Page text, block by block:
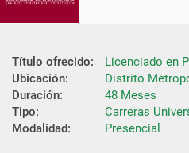
Título ofrecido:
Licenciado en
Ubicación:
Distrito
Duración:
48 Meses
Tipo:
Carreras
Modalidad:
Presencial